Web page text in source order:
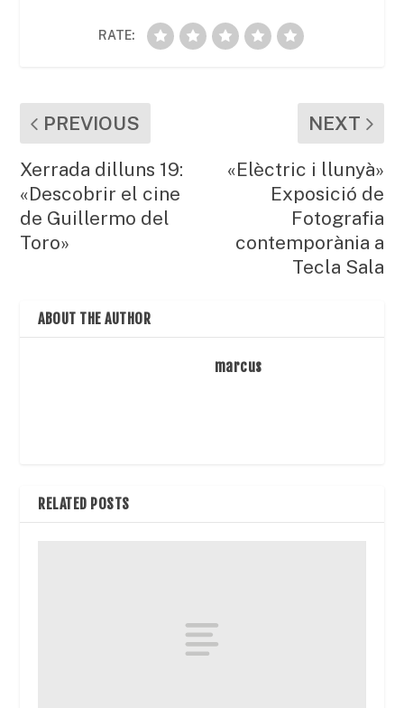
RATE:
PREVIOUS
Xerrada dilluns 19:
«Descobrir el cine
de Guillermo del
Toro»
NEXT
«Elèctric i llunyà»
Exposició de
Fotografia
contemporània a
Tecla Sala
ABOUT THE AUTHOR
marcus
RELATED POSTS